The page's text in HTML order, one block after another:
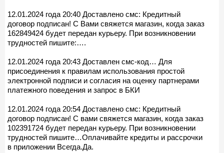
12.01.2024 года 20:40 Доставлено смс: Кредитный
договор подписан! С Вами свяжется магазин, когда заказ
162849424 будет передан курьеру. При возникновении
трудностей пишите:….
12.01.2024 года 20:43 Доставлен смс-код… Для
присоединения к правилам использования простой
электронной подписи и согласия на оценку партнерами
платежного поведения и запрос в БКИ
12.01.2024 года 20:54 Доставлено смс: Кредитный
договор подписан! С вами свяжется магазин, когда заказ
102391724 будет передан курьеру. При возникновении
трудностей пишите…Оплачивайте кредиты и рассрочки
в приложении Всегда.Да.